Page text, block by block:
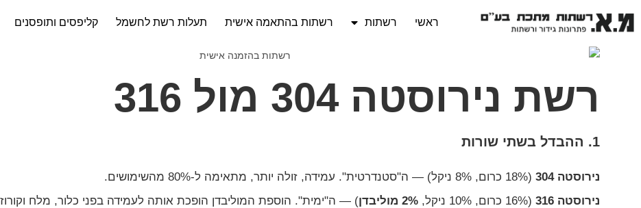
ראשי רשתות רשתות בהתאמה אישית תעלות רשת לחשמל קליפסים ותופסנים
רשת נירוסטה 304 מול 316
1. ההבדל בשתי שורות
נירוסטה 304
(18% כרום, 8% ניקל) — ה"סטנדרטית". עמידה, זולה יותר, מתאימה ל-80% מהשימושים.
נירוסטה 316
(16% כרום, 10% ניקל, 2% מוליבדן
) — ה"ימית". הוספת המוליבדן הופכת אותה לעמידה בפני כלור, מלח